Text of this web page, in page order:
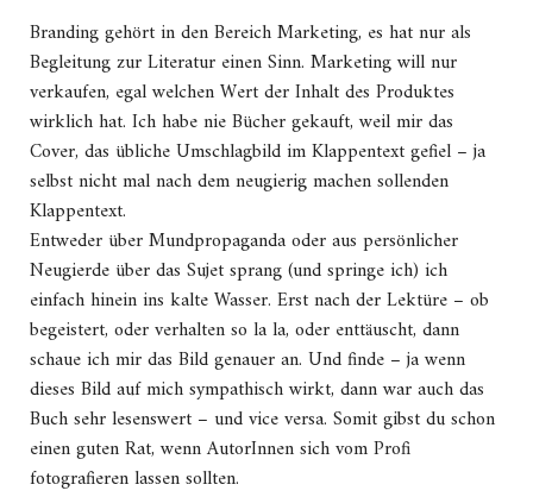
Branding gehört in den Bereich Marketing, es hat nur als
Begleitung zur Literatur einen Sinn. Marketing will nur
verkaufen, egal welchen Wert der Inhalt des Produktes
wirklich hat. Ich habe nie Bücher gekauft, weil mir das
Cover, das übliche Umschlagbild im Klappentext gefiel – ja
selbst nicht mal nach dem neugierig machen sollenden
Klappentext.
Entweder über Mundpropaganda oder aus persönlicher
Neugierde über das Sujet sprang (und springe ich) ich
einfach hinein ins kalte Wasser. Erst nach der Lektüre – ob
begeistert, oder verhalten so la la, oder enttäuscht, dann
schaue ich mir das Bild genauer an. Und finde – ja wenn
dieses Bild auf mich sympathisch wirkt, dann war auch das
Buch sehr lesenswert – und vice versa. Somit gibst du schon
einen guten Rat, wenn AutorInnen sich vom Profi
fotografieren lassen sollten.